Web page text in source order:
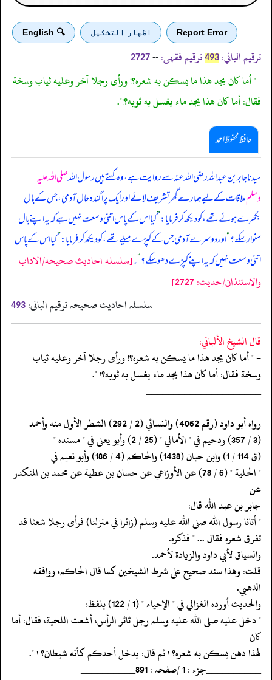
Report Error اظهار التشكيل 🔍 English
ترقیم الباني: 493 ترقیم فقہی: --
2727
-" أما كان يجد هذا ما يسكن به شعره؟! ورأى رجلا آخر وعليه ثياب وسخة
فقال: أما كان هذا يجد ماء يغسل به ثوبه؟!".
حافظ محفوظ احمد
سیدنا جابر بن عبداللہ رضی اللہ عنہ سے روایت ہے، وہ کہتے ہیں رسول اللہصلی اللہ علیہ
وسلمملاقات کے لیے ہمارے گھر تشریف لائے اور ایک پراگندہ حال آدمی، جس کے بال
بکھرے ہوئے تھے، کو دیکھ کر فرمایا:”کیا اس کے پاس اتنی وسعت نہیں ہے کہ یہ اپنے بال
سنوار سکے؟“اور دوسرے آدمی جس کے کپڑے میلے تھے، کو دیکھ کر فرمایا:”کیا اس کے پاس
اتنی وسعت نہیں کہ یہ اپنے کپڑے دھو سکے؟“۔[سلسله احاديث صحيحه/الاداب
والاستئذان/حدیث: 2727]
سلسلہ احادیث صحیحہ ترقیم البانی: 493
قال الشيخ الألباني:
- " أما كان يجد هذا ما يسكن به شعره؟! ورأى رجلا آخر وعليه ثياب
وسخة فقال: أما كان هذا يجد ماء يغسل به ثوبه؟! ".
‏‏‏‏_____________________
‏‏‏‏رواه أبو داود (رقم 4062) والنسائي (2 / 292) الشطر الأول منه وأحمد
‏‏‏‏(3 / 357) ودحيم في " الأمالي " (25 / 2) وأبو يعلى في " مسنده "
‏‏‏‏(ق 114 / 1) وابن حبان (1438) والحاكم (4 / 186) وأبو نعيم في
‏‏‏‏" الحلية " (6 / 78) عن الأوزاعي عن حسان بن عطية عن محمد بن المنكدر
عن
‏‏‏‏جابر بن عبد الله قال:
‏‏‏‏" أتانا رسول الله صلى الله عليه وسلم (زائرا في منزلنا) فرأى رجلا شعثا قد
‏‏‏‏تفرق شعره فقال ... " فذكره.
‏‏‏‏والسياق لأبي داود والزيادة لأحمد.
‏‏‏‏قلت: وهذا سند صحيح على شرط الشيخين كما قال الحاكم، ووافقه
الذهبي.
‏‏‏‏والحديث أورده الغزالي في " الإحياء " (1 / 122) بلفظ:
‏‏‏‏" دخل عليه صلى الله عليه وسلم رجل ثائر الرأس، أشعث اللحية، فقال: أما
كان
‏‏‏‏لهذا دهن يسكن به شعره؟ ! ثم قال: يدخل أحدكم كأنه شيطان؟ ! ".
‏‏‏‏__________جزء : 1 /صفحہ : 891__________